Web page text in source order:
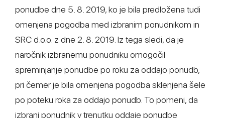
ponudbe dne 5. 8. 2019, ko je bila predložena tudi
omenjena pogodba med izbranim ponudnikom in
SRC d.o.o. z dne 2. 8. 2019. Iz tega sledi, da je
naročnik izbranemu ponudniku omogočil
spreminjanje ponudbe po roku za oddajo ponudb,
pri čemer je bila omenjena pogodba sklenjena šele
po poteku roka za oddajo ponudb. To pomeni, da
izbrani ponudnik v trenutku oddaje ponudbe